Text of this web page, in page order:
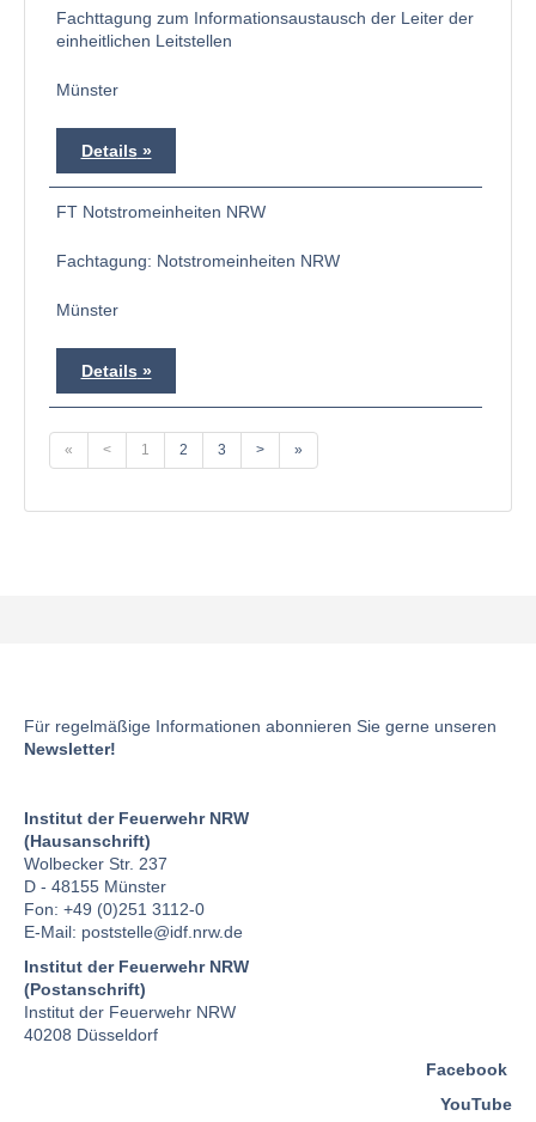
Fachttagung zum Informationsaustausch der Leiter der
einheitlichen Leitstellen
Münster
Details
FT Notstromeinheiten NRW
Fachtagung: Notstromeinheiten NRW
Münster
Details
« < 1 2 3 > »
Für regelmäßige Informationen abonnieren Sie gerne unseren
Newsletter!
Institut der Feuerwehr NRW
(Hausanschrift)
Wolbecker Str. 237
D - 48155 Münster
Fon: +49 (0)251 3112-0
E-Mail: poststelle@idf.nrw.de
Institut der Feuerwehr NRW
(Postanschrift)
Institut der Feuerwehr NRW
40208 Düsseldorf
Facebook
YouTube